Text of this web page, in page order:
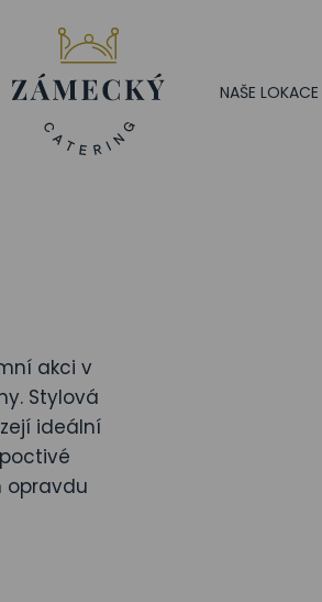
NAŠE LOKACE
akci v
Stylová
ideální
opravdu